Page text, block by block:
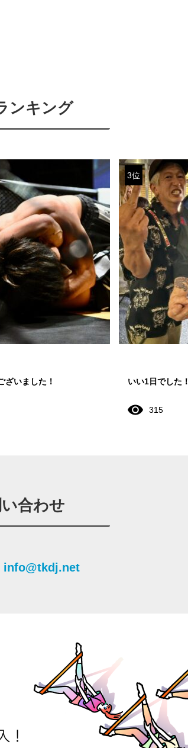
ンキング
ざいました！
3位
いい1日でした！
315
合わせ
info@tkdj.net